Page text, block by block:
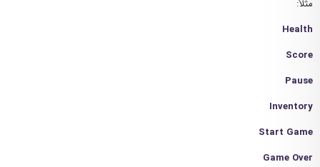
مثلاً:
Health
Score
Pause
Inventory
Start Game
Game Over